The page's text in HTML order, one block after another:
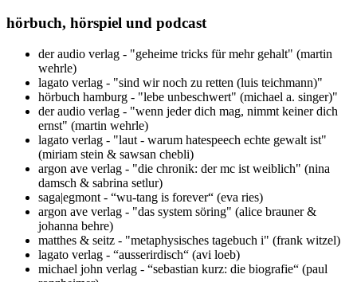
hörbuch, hörspiel und podcast
der audio verlag - "geheime tricks für mehr gehalt" (martin
wehrle)
lagato verlag - "sind wir noch zu retten (luis teichmann)"
hörbuch hamburg - "lebe unbeschwert" (michael a. singer)"
der audio verlag - "wenn jeder dich mag, nimmt keiner dich
ernst" (martin wehrle)
lagato verlag - "laut - warum hatespeech echte gewalt ist"
(miriam stein & sawsan chebli)
argon ave verlag - "die chronik: der mc ist weiblich" (nina
damsch & sabrina setlur)
saga|egmont - “wu-tang is forever“ (eva ries)
argon ave verlag - "das system söring" (alice brauner &
johanna behre)
matthes & seitz - "metaphysisches tagebuch i" (frank witzel)
lagato verlag - “ausserirdisch“ (avi loeb)
michael john verlag - “sebastian kurz: die biografie“ (paul